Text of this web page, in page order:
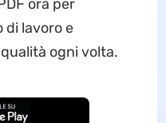
ora per
di lavoro e
ogni volta.